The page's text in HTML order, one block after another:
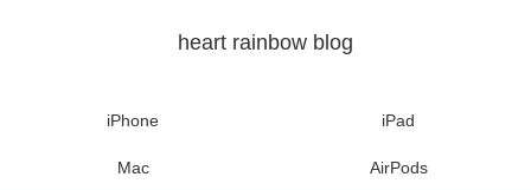
heart rainbow blog
iPhone iPad
Mac AirPods